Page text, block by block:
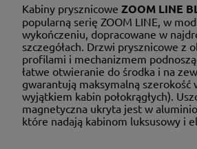
Kabiny prysznicowe ZOOM LINE
popularną serię ZOOM LINE, w
wykończeniu, dopracowane w
szczegółach. Drzwi prysznicowe z
profilami i mechanizmem
łatwe otwieranie do środka i na
gwarantują maksymalną szerokość
wyjątkiem kabin połokrągłych).
magnetyczna ukryta jest w
które nadają kabinom luksusowy i